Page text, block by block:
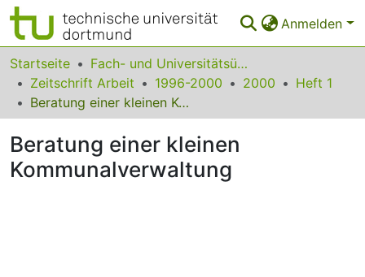
Anmelden
Bereiche & Sammlungen
Das gesamte Repositorium
FAQ
Startseite
Fach- und Universitätsübergreifendes
Zeitschrift Arbeit
1996-2000 2000
Heft 1
Beratung einer kleinen Kommunalverwaltung
Beratung einer kleinen
Kommunalverwaltung